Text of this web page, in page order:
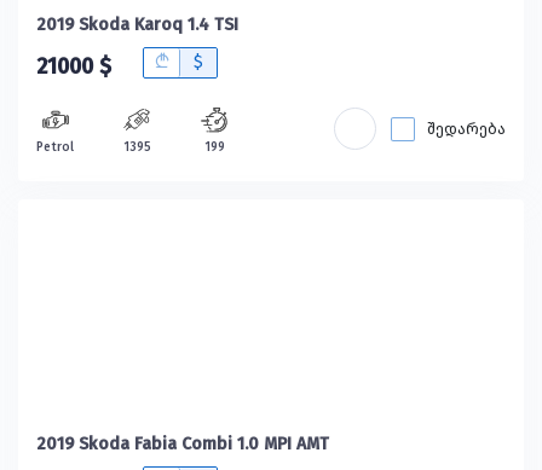
2019 Skoda Karoq 1.4 TSI
21000 $ B $
Petrol 1395 199
შედარება
2019 Skoda Fabia Combi 1.0 MPI AMT